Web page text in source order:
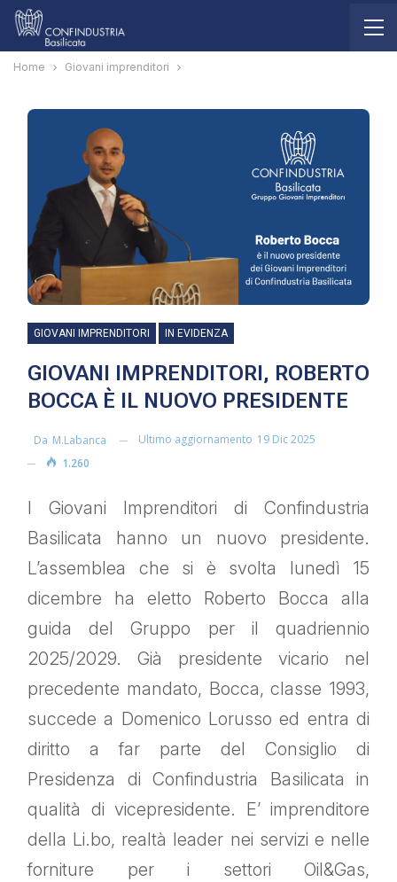
Home Giovani imprenditori
GIOVANI IMPRENDITORI IN EVIDENZA
GIOVANI IMPRENDITORI, ROBERTO
BOCCA È IL NUOVO PRESIDENTE
Da M.labanca Ultimo aggiornamento 19 Dic 2025
1.260
I Giovani Imprenditori di Confindustria
Basilicata hanno un nuovo presidente.
L’assemblea che si è svolta lunedì 15
dicembre ha eletto Roberto Bocca alla
guida del Gruppo per il quadriennio
2025/2029. Già presidente vicario nel
precedente mandato, Bocca, classe 1993,
succede a Domenico Lorusso ed entra di
diritto a far parte del Consiglio di
Presidenza di Confindustria Basilicata in
qualità di vicepresidente. E’ imprenditore
della Li.bo, realtà leader nei servizi e nelle
forniture per i settori Oil&Gas,